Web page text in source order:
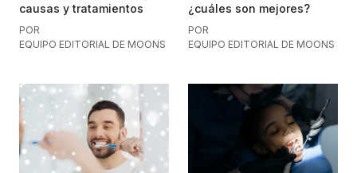
causas y tratamientos
POR
EQUIPO EDITORIAL DE MOONS
¿cuáles son mejores?
POR
EQUIPO EDITORIAL DE MOONS